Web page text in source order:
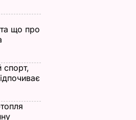
та що про
спорт,